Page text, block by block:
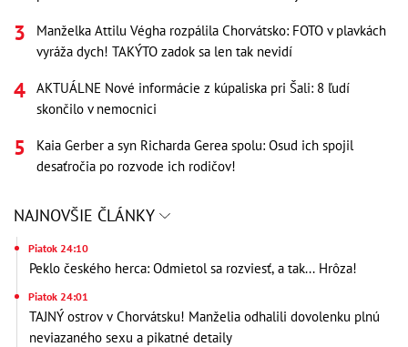
Manželka Attilu Végha rozpálila Chorvátsko: FOTO v plavkách
vyráža dych! TAKÝTO zadok sa len tak nevidí
AKTUÁLNE Nové informácie z kúpaliska pri Šali: 8 ľudí
skončilo v nemocnici
Kaia Gerber a syn Richarda Gerea spolu: Osud ich spojil
desaťročia po rozvode ich rodičov!
NAJNOVŠIE ČLÁNKY
Piatok 24:10
Peklo českého herca: Odmietol sa rozviesť, a tak... Hrôza!
Piatok 24:01
TAJNÝ ostrov v Chorvátsku! Manželia odhalili dovolenku plnú
neviazaného sexu a pikatné detaily